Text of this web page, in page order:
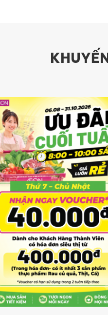
GIÁ LUÔN RẺ TỪ 6/8 - 31/